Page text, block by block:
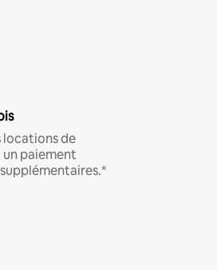
locations de
paiement